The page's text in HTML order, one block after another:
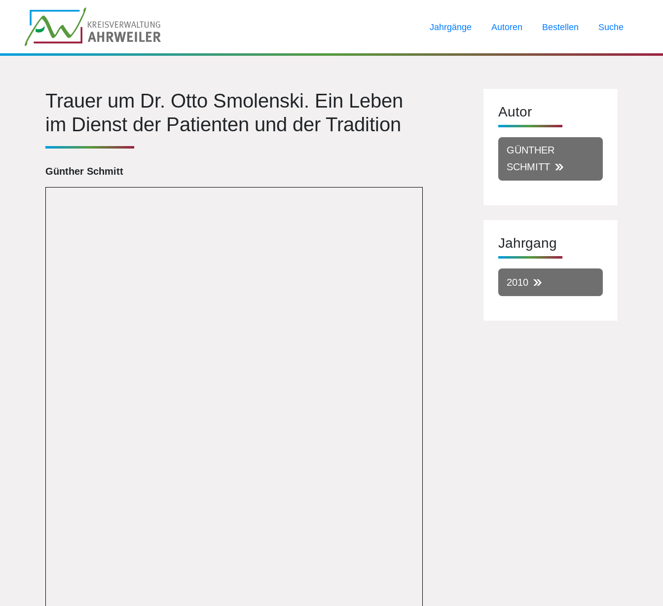
Jahrgänge Autoren Bestellen Suche
Trauer um Dr. Otto Smolenski. Ein Leben
im Dienst der Patienten und der Tradition
Günther Schmitt
Autor
GÜNTHER
SCHMITT
Jahrgang
2010